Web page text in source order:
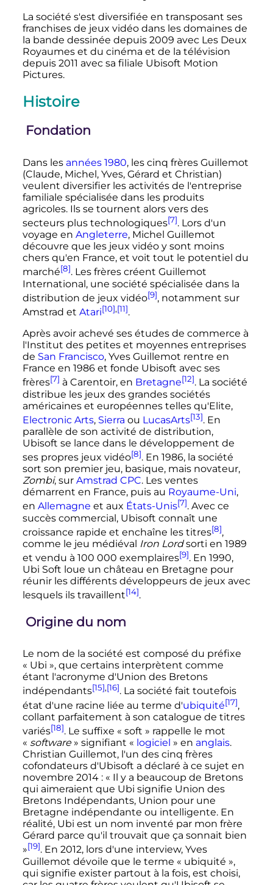
La société s'est diversifiée en transposant ses
franchises de jeux vidéo dans les domaines de
la bande dessinée depuis 2009 avec Les Deux
Royaumes et du cinéma et de la télévision
depuis 2011 avec sa filiale Ubisoft Motion
Pictures.
Histoire
Fondation
Dans les années 1980, les cinq frères Guillemot
(Claude, Michel, Yves, Gérard et Christian)
veulent diversifier les activités de l'entreprise
familiale spécialisée dans les produits
agricoles. Ils se tournent alors vers des
secteurs plus technologiques[7]. Lors d'un
voyage en Angleterre, Michel Guillemot
découvre que les jeux vidéo y sont moins
chers qu'en France, et voit tout le potentiel du
marché[8]. Les frères créent Guillemot
International, une société spécialisée dans la
distribution de jeux vidéo[9], notamment sur
Amstrad et Atari[10],[11].
Après avoir achevé ses études de commerce à
l'Institut des petites et moyennes entreprises
de San Francisco, Yves Guillemot rentre en
France en 1986 et fonde Ubisoft avec ses
frères[7] à Carentoir, en Bretagne[12]. La société
distribue les jeux des grandes sociétés
américaines et européennes telles qu'Elite,
Electronic Arts, Sierra ou LucasArts[13]. En
parallèle de son activité de distribution,
Ubisoft se lance dans le développement de
ses propres jeux vidéo[8]. En 1986, la société
sort son premier jeu, basique, mais novateur,
Zombi, sur Amstrad CPC. Les ventes
démarrent en France, puis au Royaume-Uni,
en Allemagne et aux États-Unis[7]. Avec ce
succès commercial, Ubisoft connaît une
croissance rapide et enchaîne les titres[8],
comme le jeu médiéval Iron Lordsorti en 1989
et vendu à 100 000 exemplaires[9]. En 1990,
Ubi Soft loue un château en Bretagne pour
réunir les différents développeurs de jeux avec
lesquels ils travaillent[14].
Origine du nom
Le nom de la société est composé du préfixe
« Ubi », que certains interprètent comme
étant l'acronyme d'Union des Bretons
indépendants[15],[16]. La société fait toutefois
état d'une racine liée au terme d'ubiquité[17],
collant parfaitement à son catalogue de titres
variés[18]. Le suffixe « soft » rappelle le mot
« software » signifiant « logiciel » en anglais.
Christian Guillemot, l'un des cinq frères
cofondateurs d'Ubisoft a déclaré à ce sujet en
novembre 2014 : « Il y a beaucoup de Bretons
qui aimeraient que Ubi signifie Union des
Bretons Indépendants, Union pour une
Bretagne indépendante ou intelligente. En
réalité, Ubi est un nom inventé par mon frère
Gérard parce qu'il trouvait que ça sonnait bien
»[19]. En 2012, lors d'une interview, Yves
Guillemot dévoile que le terme « ubiquité »,
qui signifie exister partout à la fois, est choisi,